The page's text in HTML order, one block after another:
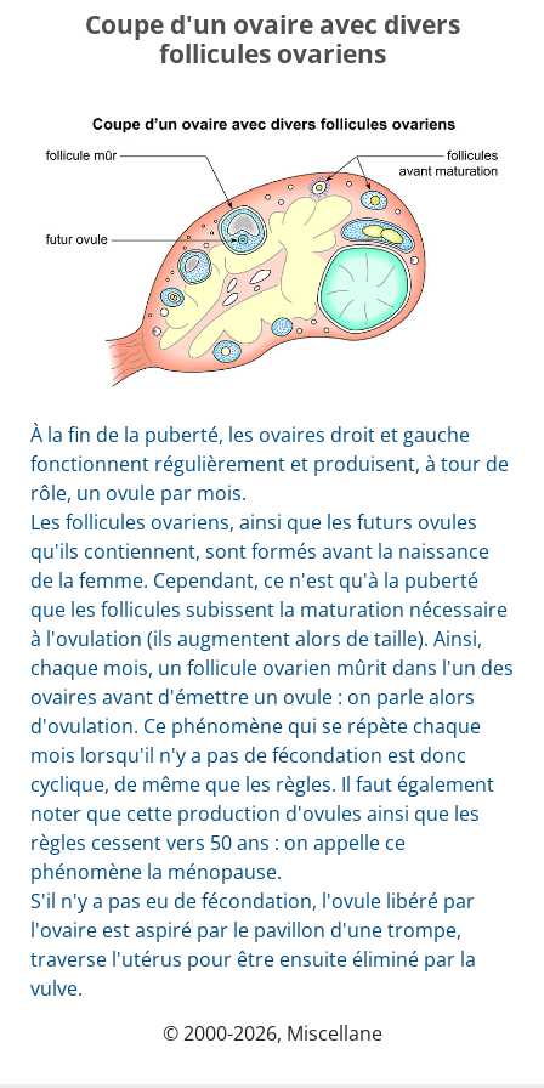
Coupe d'un ovaire avec divers
follicules ovariens
À la fin de la puberté, les ovaires droit et gauche
fonctionnent régulièrement et produisent, à tour de
rôle, un ovule par mois.
Les follicules ovariens, ainsi que les futurs ovules
qu'ils contiennent, sont formés avant la naissance
de la femme. Cependant, ce n'est qu'à la puberté
que les follicules subissent la maturation nécessaire
à l'ovulation (ils augmentent alors de taille). Ainsi,
chaque mois, un follicule ovarien mûrit dans l'un des
ovaires avant d'émettre un ovule : on parle alors
d'ovulation. Ce phénomène qui se répète chaque
mois lorsqu'il n'y a pas de fécondation est donc
cyclique, de même que les règles. Il faut également
noter que cette production d'ovules ainsi que les
règles cessent vers 50 ans : on appelle ce
phénomène la ménopause.
S'il n'y a pas eu de fécondation, l'ovule libéré par
l'ovaire est aspiré par le pavillon d'une trompe,
traverse l'utérus pour être ensuite éliminé par la
vulve.
© 2000-2026, Miscellane